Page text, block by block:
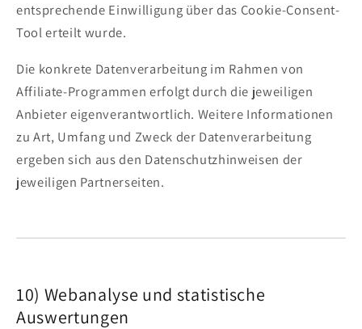
entsprechende Einwilligung über das Cookie-Consent-
Tool erteilt wurde.
Die konkrete Datenverarbeitung im Rahmen von
Affiliate-Programmen erfolgt durch die jeweiligen
Anbieter eigenverantwortlich. Weitere Informationen
zu Art, Umfang und Zweck der Datenverarbeitung
ergeben sich aus den Datenschutzhinweisen der
jeweiligen Partnerseiten.
10) Webanalyse und statistische
Auswertungen